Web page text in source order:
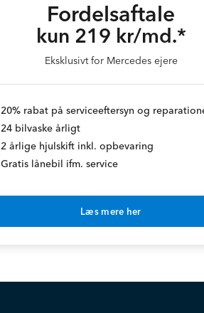
Fordelsaftale
kun 219 kr/md.*
Eksklusivt for Mercedes ejere
20% rabat på serviceeftersyn og
24 bilvaske årligt
2 årlige hjulskift inkl. opbevaring
Gratis lånebil ifm. service
Læs mere her